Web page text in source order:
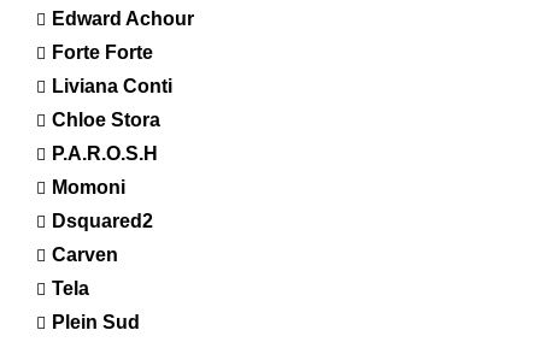
Edward Achour
Forte Forte
Liviana Conti
Chloe Stora
P.A.R.O.S.H
Momoni
Dsquared2
Carven
Tela
Plein Sud